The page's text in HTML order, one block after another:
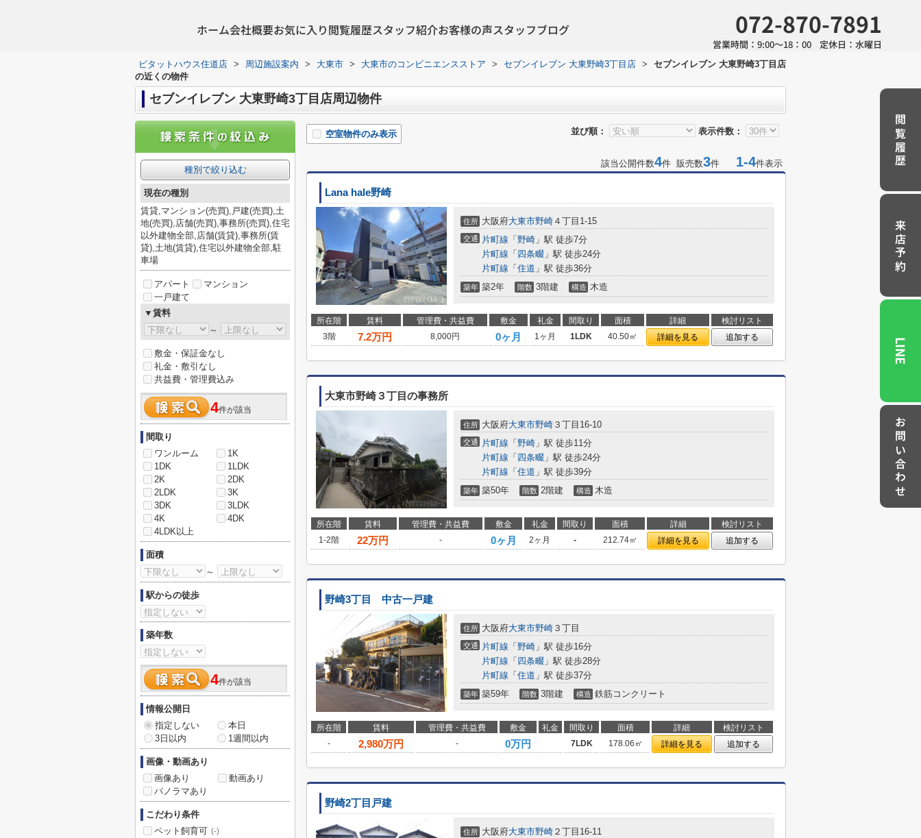
ホーム会社概要お気に入り閲覧履歴スタッフ紹介お客様の声スタッフブログ 072-870-7891
営業時間： 9:00～18：00 定休日： 水曜日
閲覧履歴
来店予約
LINE
お問い合わせ
ピタットハウス住道店 > 周辺施設案内 > 大東市 > 大東市のコンビニエンスストア > セブンイレブン 大東野崎3丁目店 >
セブンイレブン 大東野崎3丁目店
の近くの物件
セブンイレブン 大東野崎3丁目店周辺物件
並び順： 表示件数：
空室物件のみ表示
該当公開件数4件 販売数3件 1-4件表示
Lana hale野崎
住所 大阪府大東市野崎 ４丁目1-15
交通 片町線 「 野崎 」駅 徒歩7分
片町線 「 四条畷 」駅 徒歩24分
片町線 「 住道 」駅 徒歩36分
築年 築2年 階数 3階建 構造 木造
所在階 賃料 管理費・共益費 敷金 礼金 間取り 面積 詳細
検討リスト
3階
7.2万円 8,000円 0ヶ月 1ヶ月 1LDK 40.50㎡ 詳細を見る 追加する
大東市野崎３丁目の事務所
住所 大阪府大東市野崎 ３丁目16-10
交通 片町線 「 野崎 」駅 徒歩11分
片町線 「 四条畷 」駅 徒歩24分
片町線 「 住道 」駅 徒歩39分
築年 築50年 階数 2階建 構造 木造
所在階 賃料 管理費・共益費 敷金 礼金 間取り 面積 詳細
検討リスト
1-2階
22万円 - 0ヶ月 2ヶ月 - 212.74㎡ 詳細を見る 追加する
野崎3丁目 中古一戸建
住所 大阪府大東市野崎 ３丁目
交通 片町線 「 野崎 」駅 徒歩16分
片町線 「 四条畷 」駅 徒歩28分
片町線 「 住道 」駅 徒歩37分
築年 築59年 階数 3階建 構造 鉄筋コンクリート
所在階 賃料 管理費・共益費 敷金 礼金 間取り 面積 詳細
検討リスト
-
2,980万円 - 0万円 7LDK 178.06㎡ 詳細を見る 追加する
野崎2丁目戸建
住所 大阪府大東市野崎 ２丁目16-11
種別で絞り込む
現在の種別
賃貸,マンション(売買),戸建(売買),土
地(売買),店舗(売買),事務所(売買),住宅
以外建物全部,店舗(賃貸),事務所(賃
貸),土地(賃貸),住宅以外建物全部,駐
車場
アパート
マンション
一戸建て
▼賃料
～
敷金・保証金なし
礼金・敷引なし
共益費・管理費込み
4件が該当
間取り
ワンルーム
1K
1DK
1LDK
2K
2DK
2LDK
3K
3DK
3LDK
4K
4DK
4LDK以上
面積
～
駅からの徒歩
築年数
4件が該当
情報公開日
指定しない
本日
3日以内
1週間以内
画像・動画あり
画像あり
動画あり
パノラマあり
こだわり条件
ペット飼育可 (-)